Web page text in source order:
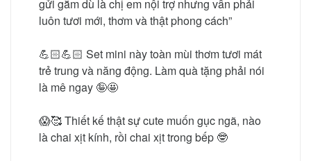
gửi gắm dù là chị em nội trợ nhưng vẫn phải
luôn tươi mới, thơm và thật phong cách”
💪🏻💪🏻 Set mini này toàn mùi thơm tươi mát
trẻ trung và năng động. Làm quà tặng phải nói
là mê ngay 🤪🤩
😱🥰 Thiết kế thật sự cute muốn gục ngã, nào
là chai xịt kính, rồi chai xịt trong bếp 🤓